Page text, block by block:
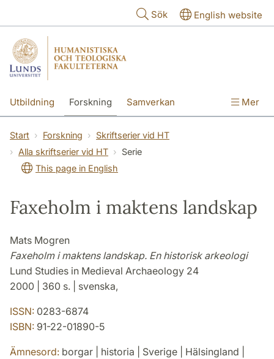
Sök English website
Utbildning Forskning Samverkan Mer
Start Forskning
Skriftserier vid HT
Alla skriftserier vid HT
Serie
This page in English
Faxeholm i maktens landskap
Mats Mogren
Faxeholm i maktens landskap. En historisk arkeologi
Lund Studies in Medieval Archaeology 24
2000 | 360 s. | svenska,
ISSN: 0283-6874
ISBN: 91-22-01890-5
Ämnesord: borgar | historia | Sverige | Hälsingland |